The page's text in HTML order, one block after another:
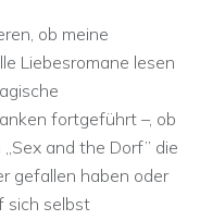
ob meine
Liebesromane lesen
fortgeführt –, ob
and the Dorf” die
gefallen haben oder
sich selbst